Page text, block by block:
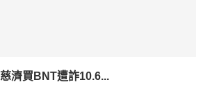
慈濟買BNT遭詐10.6...